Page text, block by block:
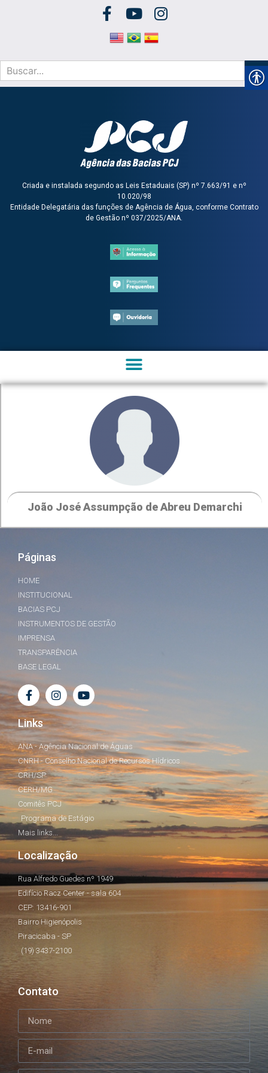
Criada e instalada segundo as Leis Estaduais (SP) nº 7.663/91 e nº
10.020/98
Entidade Delegatária das funções de Agência de Água, conforme Contrato
de Gestão nº 037/2025/ANA.
João José Assumpção de Abreu Demarchi
Páginas
HOME
INSTITUCIONAL
BACIAS PCJ
INSTRUMENTOS DE GESTÃO
IMPRENSA
TRANSPARÊNCIA
BASE LEGAL
Links
ANA - Agência Nacional de Águas
CNRH - Conselho Nacional de Recursos Hídricos
CRH/SP
CERH/MG
Comitês PCJ
Programa de Estágio
Mais links...
Localização
Rua Alfredo Guedes nº 1949
Edifício Racz Center - sala 604
CEP: 13416-901
Bairro Higienópolis
Piracicaba - SP
(19) 3437-2100
Contato